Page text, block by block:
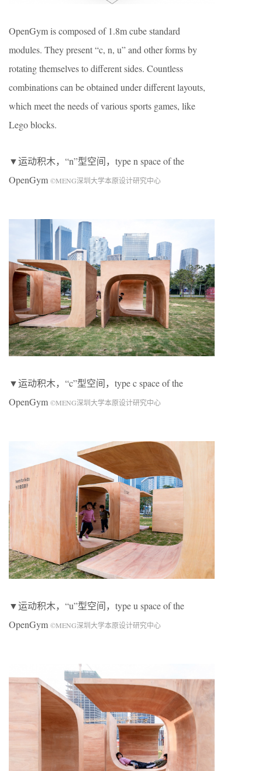
OpenGym is composed of 1.8m cube standard
modules. They present “c, n, u” and other forms by
rotating themselves to different sides. Countless
combinations can be obtained under different layouts,
which meet the needs of various sports games, like
Lego blocks.
▼运动积木，“n”型空间，type n space of the
OpenGym ©MENG深圳大学本原设计研究中心
▼运动积木，“c”型空间，type c space of the
OpenGym ©MENG深圳大学本原设计研究中心
▼运动积木，“u”型空间，type u space of the
OpenGym ©MENG深圳大学本原设计研究中心